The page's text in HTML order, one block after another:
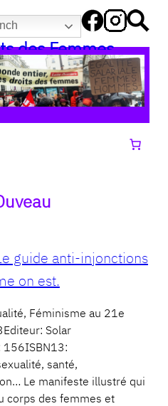
des Femmes
guide anti-injonctions
on est.
Féminisme au 21e
Solar
156ISBN13:
santé,
Le manifeste illustré qui
corps des femmes et